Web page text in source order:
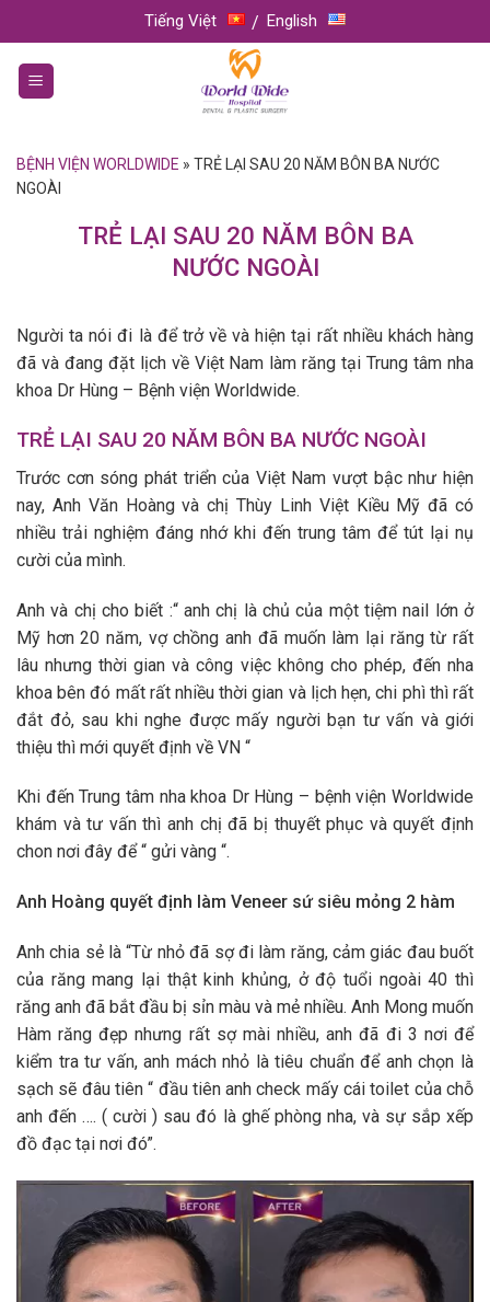
to
content
Tiếng Việt English
BỆNH VIỆN WORLDWIDE » TRẺ LẠI SAU 20 NĂM BÔN BA NƯỚC
NGOÀI
TRẺ LẠI SAU 20 NĂM BÔN BA
NƯỚC NGOÀI
Người ta nói đi là để trở về và hiện tại rất nhiều khách hàng
đã và đang đặt lịch về Việt Nam làm răng tại Trung tâm nha
khoa Dr Hùng – Bệnh viện Worldwide.
TRẺ LẠI SAU 20 NĂM BÔN BA NƯỚC NGOÀI
Trước cơn sóng phát triển của Việt Nam vượt bậc như hiện
nay, Anh Văn Hoàng và chị Thùy Linh Việt Kiều Mỹ đã có
nhiều trải nghiệm đáng nhớ khi đến trung tâm để tút lại nụ
cười của mình.
Anh và chị cho biết :“ anh chị là chủ của một tiệm nail lớn ở
Mỹ hơn 20 năm, vợ chồng anh đã muốn làm lại răng từ rất
lâu nhưng thời gian và công việc không cho phép, đến nha
khoa bên đó mất rất nhiều thời gian và lịch hẹn, chi phì thì rất
đắt đỏ, sau khi nghe được mấy người bạn tư vấn và giới
thiệu thì mới quyết định về VN “
Khi đến Trung tâm nha khoa Dr Hùng – bệnh viện Worldwide
khám và tư vấn thì anh chị đã bị thuyết phục và quyết định
chon nơi đây để “ gửi vàng “.
Anh Hoàng quyết định làm Veneer sứ siêu mỏng 2 hàm
Anh chia sẻ là “Từ nhỏ đã sợ đi làm răng, cảm giác đau buốt
của răng mang lại thật kinh khủng, ở độ tuổi ngoài 40 thì
răng anh đã bắt đầu bị sỉn màu và mẻ nhiều. Anh Mong muốn
Hàm răng đẹp nhưng rất sợ mài nhiều, anh đã đi 3 nơi để
kiểm tra tư vấn, anh mách nhỏ là tiêu chuẩn để anh chọn là
sạch sẽ đâu tiên “ đầu tiên anh check mấy cái toilet của chỗ
anh đến …. ( cười ) sau đó là ghế phòng nha, và sự sắp xếp
đồ đạc tại nơi đó”.